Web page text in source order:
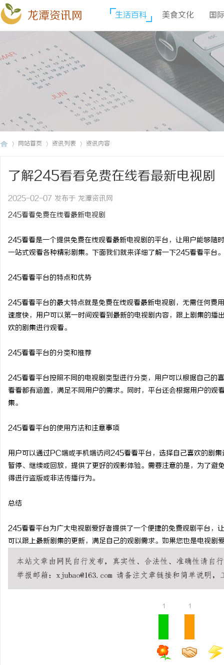
龙潭资讯网 生活百科 美食文化 国
网站首页 资讯列表 资讯内容
了解245看看免费在线看最新电视剧
2025-02-07 发布于 龙潭资讯网
245看看免费在线看最新电视剧
245看看是一个提供免费在线观看最新电视剧的平台，让用户能够随
一站式观看各种精彩剧集。下面我们就来详细了解一下245看看平台。
245看看平台的特点和优势
245看看平台的最大特点就是免费在线观看最新电视剧，无需任何费
速度快，用户可以第一时间观看到最新的电视剧内容，跟上剧集的
欢的剧集进行观看。
245看看平台的分类和推荐
245看看平台按照不同的电视剧类型进行分类，用户可以根据自己的
看看都有涵盖，满足不同用户的需求。同时，平台还会根据用户的
集。
245看看平台的使用方法和注意事项
用户可以通过PC端或手机端访问245看看平台，选择自己喜欢的剧
暂停、继续或回放，提供了更好的观影体验。需要注意的是，为了
得进行盗版或非法传播行为。
总结
245看看平台为广大电视剧爱好者提供了一个便捷的免费观剧平台，
可以跟上最新剧集的更新，满足自己的观剧需求。如果您也是电视
1 1